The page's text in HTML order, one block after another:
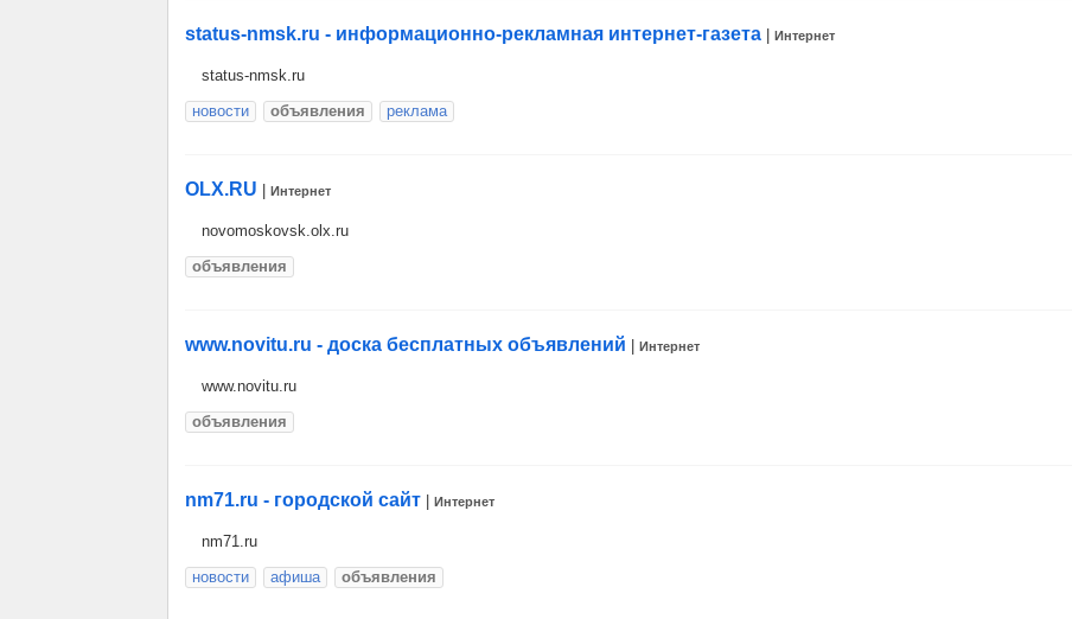
status-nmsk.ru - информационно-рекламная интернет-газета Интернет
status-nmsk.ru
новости
объявления реклама
OLX.RU Интернет
novomoskovsk.olx.ru
объявления
www.novitu.ru - доска бесплатных объявлений Интернет
www.novitu.ru
объявления
nm71.ru - городской сайт Интернет
nm71.ru
новости
афиша объявления